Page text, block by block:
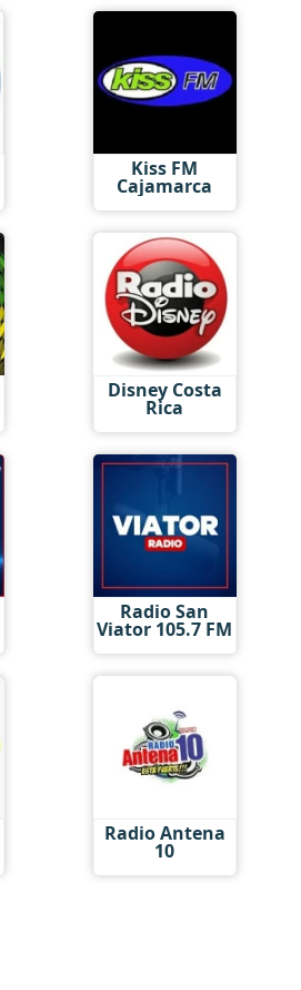
Kiss FM
Cajamarca
Disney Costa
Rica
Radio San
Viator 105.7 FM
Radio Antena
10